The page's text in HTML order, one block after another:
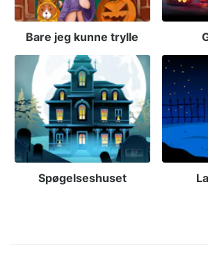
Bare jeg kunne trylle
Spøgelseshuset